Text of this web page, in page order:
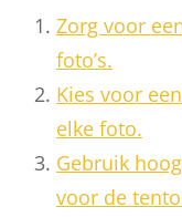
Zorg voor
foto’s.
Kies voor
elke foto.
Gebruik
voor de